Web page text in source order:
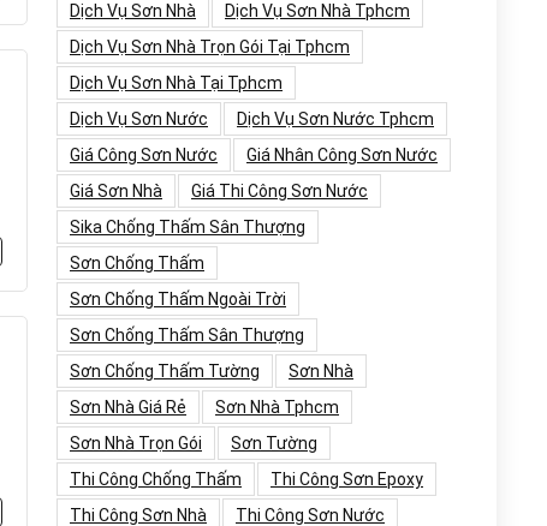
Dịch Vụ Sơn Nhà
Dịch Vụ Sơn Nhà Tphcm
Dịch Vụ Sơn Nhà Trọn Gói Tại Tphcm
Dịch Vụ Sơn Nhà Tại Tphcm
Dịch Vụ Sơn Nước
Dịch Vụ Sơn Nước Tphcm
Giá Công Sơn Nước
Giá Nhân Công Sơn Nước
Giá Sơn Nhà
Giá Thi Công Sơn Nước
Sika Chống Thấm Sân Thượng
Sơn Chống Thấm
Sơn Chống Thấm Ngoài Trời
Sơn Chống Thấm Sân Thượng
Sơn Chống Thấm Tường
Sơn Nhà
Sơn Nhà Giá Rẻ
Sơn Nhà Tphcm
Sơn Nhà Trọn Gói
Sơn Tường
Thi Công Chống Thấm
Thi Công Sơn Epoxy
Thi Công Sơn Nhà
Thi Công Sơn Nước